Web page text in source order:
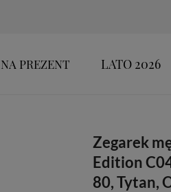
NA PREZENT LATO 2026
Zegarek
Edition
80, Tytan,